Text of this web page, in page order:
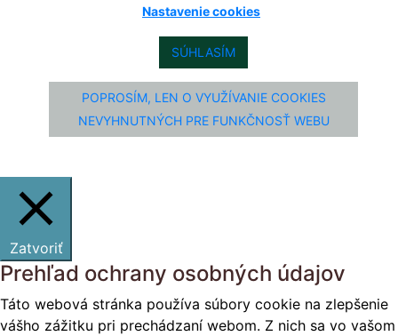
Nastavenie cookies
SÚHLASÍM
POPROSÍM, LEN O VYUŽÍVANIE COOKIES
NEVYHNUTNÝCH PRE FUNKČNOSŤ WEBU
Zatvoriť
Prehľad ochrany osobných údajov
Táto webová stránka používa súbory cookie na zlepšenie
vášho zážitku pri prechádzaní webom. Z nich sa vo vašom